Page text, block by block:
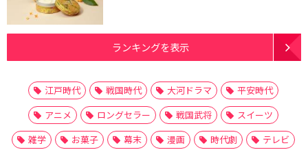
ランキングを表示
江戸時代 戦国時代 大河ドラマ
平安時代
アニメ
ロングセラー 戦国武将
スイーツ
雑学
お菓子 幕末 漫画 時代劇
テレビ